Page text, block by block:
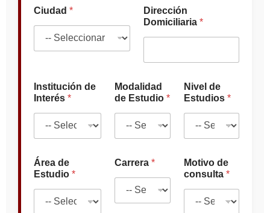
Ciudad *
Dirección
Domiciliaria *
Institución de
Interés *
Modalidad
de Estudio*
Nivel de
Estudios *
Área de
Estudio *
Carrera*
Motivo de
consulta *